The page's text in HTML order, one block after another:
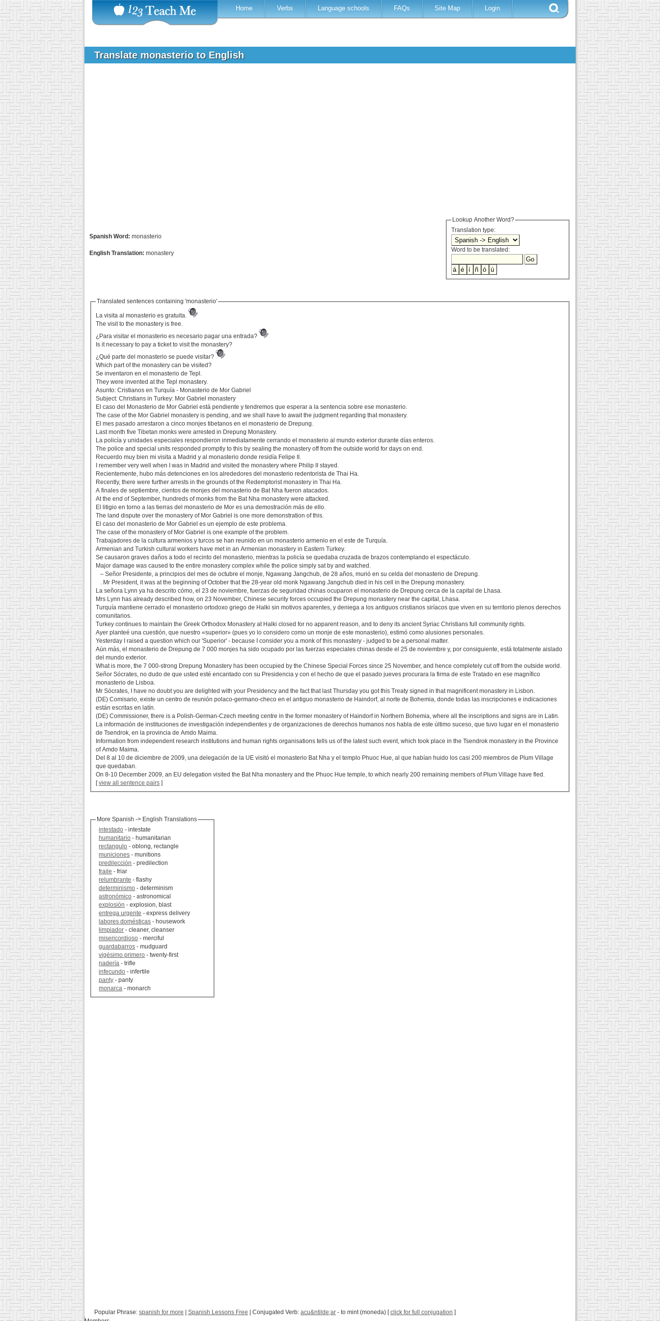
Home Verbs Language schools FAQs Site Map Login
Translate monasterio to English
Lookup Another Word?
Translation type:
Word to be translated:
Spanish Word: monasterio
English Translation: monastery
Translated sentences containing 'monasterio'
La visita al monasterio es gratuita.
The visit to the monastery is free.
¿Para visitar el monasterio es necesario pagar una entrada?
Is it necessary to pay a ticket to visit the monastery?
¿Qué parte del monasterio se puede visitar?
Which part of the monastery can be visited?
Se inventaron en el monasterio de Tepl.
They were invented at the Tepl monastery.
Asunto: Cristianos en Turquía - Monasterio de Mor Gabriel
Subject: Christians in Turkey: Mor Gabriel monastery
El caso del Monasterio de Mor Gabriel está pendiente y tendremos que esperar a la sentencia sobre ese monasterio.
The case of the Mor Gabriel monastery is pending, and we shall have to await the judgment regarding that monastery.
El mes pasado arrestaron a cinco monjes tibetanos en el monasterio de Drepung.
Last month five Tibetan monks were arrested in Drepung Monastery.
La policía y unidades especiales respondieron inmediatamente cerrando el monasterio al mundo exterior durante días enteros.
The police and special units responded promptly to this by sealing the monastery off from the outside world for days on end.
Recuerdo muy bien mi visita a Madrid y al monasterio donde residía Felipe II.
I remember very well when I was in Madrid and visited the monastery where Philip II stayed.
Recientemente, hubo más detenciones en los alrededores del monasterio redentorista de Thai Ha.
Recently, there were further arrests in the grounds of the Redemptorist monastery in Thai Ha.
A finales de septiembre, cientos de monjes del monasterio de Bat Nha fueron atacados.
At the end of September, hundreds of monks from the Bat Nha monastery were attacked.
El litigio en torno a las tierras del monasterio de Mor es una demostración más de ello.
The land dispute over the monastery of Mor Gabriel is one more demonstration of this.
El caso del monasterio de Mor Gabriel es un ejemplo de este problema.
The case of the monastery of Mor Gabriel is one example of the problem.
Trabajadores de la cultura armenios y turcos se han reunido en un monasterio armenio en el este de Turquía.
Armenian and Turkish cultural workers have met in an Armenian monastery in Eastern Turkey.
Se causaron graves daños a todo el recinto del monasterio, mientras la policía se quedaba cruzada de brazos contemplando el espectáculo.
Major damage was caused to the entire monastery complex while the police simply sat by and watched.
– Señor Presidente, a principios del mes de octubre el monje, Ngawang Jangchub, de 28 años, murió en su celda del monasterio de Drepung.
. Mr President, it was at the beginning of October that the 28-year old monk Ngawang Jangchub died in his cell in the Drepung monastery.
La señora Lynn ya ha descrito cómo, el 23 de noviembre, fuerzas de seguridad chinas ocuparon el monasterio de Drepung cerca de la capital de Lhasa.
Mrs Lynn has already described how, on 23 November, Chinese security forces occupied the Drepung monastery near the capital, Lhasa.
Turquía mantiene cerrado el monasterio ortodoxo griego de Halki sin motivos aparentes, y deniega a los antiguos cristianos siríacos que viven en su territorio plenos derechos
comunitarios.
Turkey continues to maintain the Greek Orthodox Monastery at Halki closed for no apparent reason, and to deny its ancient Syriac Christians full community rights.
Ayer planteé una cuestión, que nuestro «superior» (pues yo lo considero como un monje de este monasterio), estimó como alusiones personales.
Yesterday I raised a question which our 'Superior' - because I consider you a monk of this monastery - judged to be a personal matter.
Aún más, el monasterio de Drepung de 7 000 monjes ha sido ocupado por las fuerzas especiales chinas desde el 25 de noviembre y, por consiguiente, está totalmente aislado
del mundo exterior.
What is more, the 7 000-strong Drepung Monastery has been occupied by the Chinese Special Forces since 25 November, and hence completely cut off from the outside world.
Señor Sócrates, no dudo de que usted esté encantado con su Presidencia y con el hecho de que el pasado jueves procurara la firma de este Tratado en ese magnífico
monasterio de Lisboa.
Mr Sócrates, I have no doubt you are delighted with your Presidency and the fact that last Thursday you got this Treaty signed in that magnificent monastery in Lisbon.
(DE) Comisario, existe un centro de reunión polaco-germano-checo en el antiguo monasterio de Haindorf, al norte de Bohemia, donde todas las inscripciones e indicaciones
están escritas en latín.
(DE) Commissioner, there is a Polish-German-Czech meeting centre in the former monastery of Haindorf in Northern Bohemia, where all the inscriptions and signs are in Latin.
La información de instituciones de investigación independientes y de organizaciones de derechos humanos nos habla de este último suceso, que tuvo lugar en el monasterio
de Tsendrok, en la provincia de Amdo Maima.
Information from independent research institutions and human rights organisations tells us of the latest such event, which took place in the Tsendrok monastery in the Province
of Amdo Maima.
Del 8 al 10 de diciembre de 2009, una delegación de la UE visitó el monasterio Bat Nha y el templo Phuoc Hue, al que habían huido los casi 200 miembros de Plum Village
que quedaban.
On 8-10 December 2009, an EU delegation visited the Bat Nha monastery and the Phuoc Hue temple, to which nearly 200 remaining members of Plum Village have fled.
[view all sentence pairs ]
More Spanish -> English Translations
intestado - intestate
humanitario - humanitarian
rectangulo - oblong, rectangle
municiones - munitions
predilección - predilection
fraile - friar
relumbrante - flashy
determinismo - determinism
astronómico - astronomical
explosión - explosion, blast
entrega urgente - express delivery
labores domésticas - housework
limpiador - cleaner, cleanser
misericordioso - merciful
guardabarros - mudguard
vigésimo primero - twenty-first
nadería - trifle
infecundo - infertile
panty - panty
monarca - monarch
Popular Phrase: spanish for more Spanish Lessons Free | Conjugated Verb: acu&ntilde;ar - to mint (moneda) [click for full conjugation ]